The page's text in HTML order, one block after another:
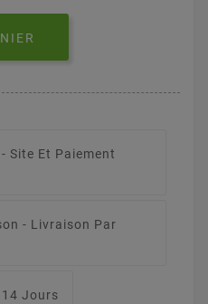
Site Et Paiement
- Livraison Par
14 Jours